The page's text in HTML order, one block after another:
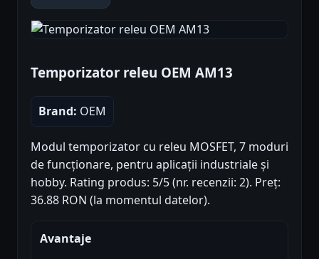
Temporizator releu OEM AM13
Brand: OEM
Modul temporizator cu releu MOSFET, 7 moduri
de funcționare, pentru aplicații industriale și
hobby. Rating produs: 5/5 (nr. recenzii: 2). Preț:
36.88 RON (la momentul datelor).
Avantaje